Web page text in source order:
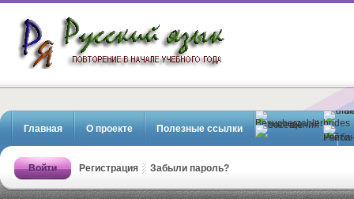
начале учебного года
Главная О проекте Полезные ссылки
Войти
Регистрация Забыли пароль?